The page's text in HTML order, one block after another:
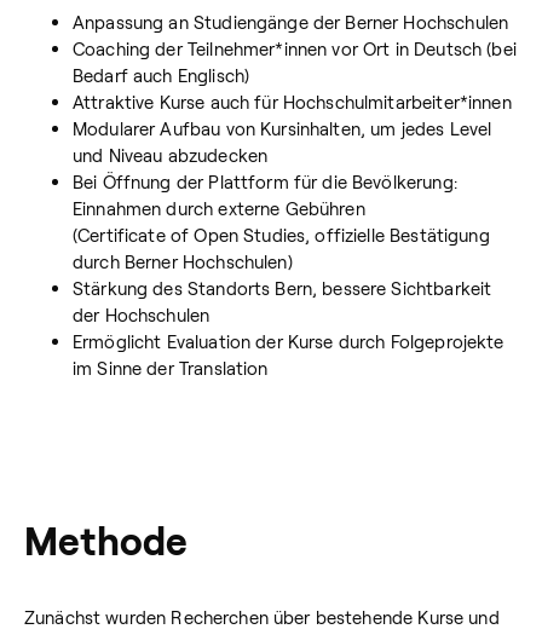
Anpassung an Studiengänge der Berner Hochschulen
Coaching der Teilnehmer*innen vor Ort in Deutsch (bei
Bedarf auch Englisch)
Attraktive Kurse auch für Hochschulmitarbeiter*innen
Modularer Aufbau von Kursinhalten, um jedes Level
und Niveau abzudecken
Bei Öffnung der Plattform für die Bevölkerung:
Einnahmen durch externe Gebühren
(Certificate of Open Studies, offizielle Bestätigung
durch Berner Hochschulen)
Stärkung des Standorts Bern, bessere Sichtbarkeit
der Hochschulen
Ermöglicht Evaluation der Kurse durch Folgeprojekte
im Sinne der Translation
Methode
Zunächst wurden Recherchen über bestehende Kurse und